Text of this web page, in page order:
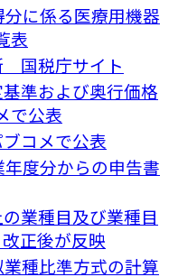
に係る医療用機器
表
国税庁サイト
準および奥行価格
で公表
コメで公表
度分からの申告書
業種目及び業種目
正後が反映
種比準方式の計算